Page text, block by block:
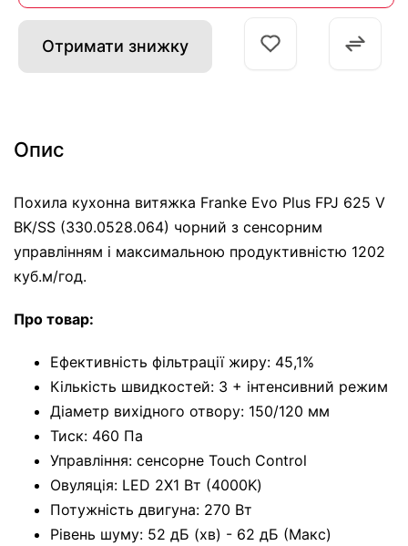
Отримати знижку
Опис
Похила кухонна витяжка Franke Evo Plus FPJ 625 V
BK/SS (330.0528.064) чорний з сенсорним
управлінням і максимальною продуктивністю 1202
куб.м/год.
Про товар:
Ефективність фільтрації жиру: 45,1%
Кількість швидкостей: 3 + інтенсивний режим
Діаметр вихідного отвору: 150/120 мм
Тиск: 460 Па
Управління: сенсорне Touch Control
Овуляція: LED 2X1 Вт (4000K)
Потужність двигуна: 270 Вт
Рівень шуму: 52 дБ (хв) - 62 дБ (Макс)